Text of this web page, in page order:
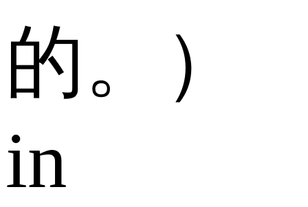
的。）
in